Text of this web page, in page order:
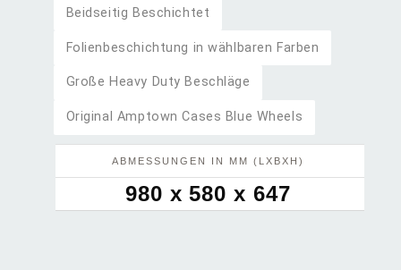
Beidseitig Beschichtet
Folienbeschichtung in wählbaren Farben
Große Heavy Duty Beschläge
Original Amptown Cases Blue Wheels
ABMESSUNGEN IN MM (LXBXH)
980 x 580 x 647